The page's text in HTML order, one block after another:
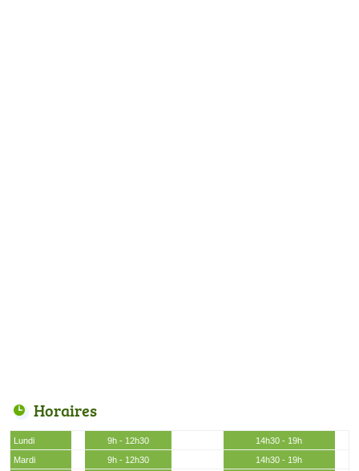
Horaires
Lundi 9h - 12h30
14h30 - 19h
Mardi
9h - 12h30
14h30 - 19h